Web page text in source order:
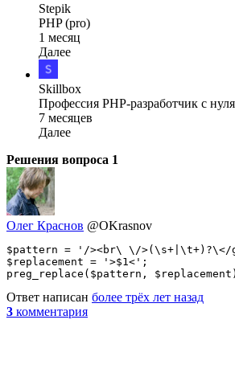
Stepik
PHP (pro)
1 месяц
Далее
Skillbox
Профессия PHP-разработчик с
7 месяцев
Далее
Решения вопроса 1
Олег Краснов @OKrasnov
$pattern = '/><br\ \/>(\s+|\t+)?\</
$replacement = '>$1<';
preg_replace($pattern,
Ответ написан более трёх лет назад
3 комментария